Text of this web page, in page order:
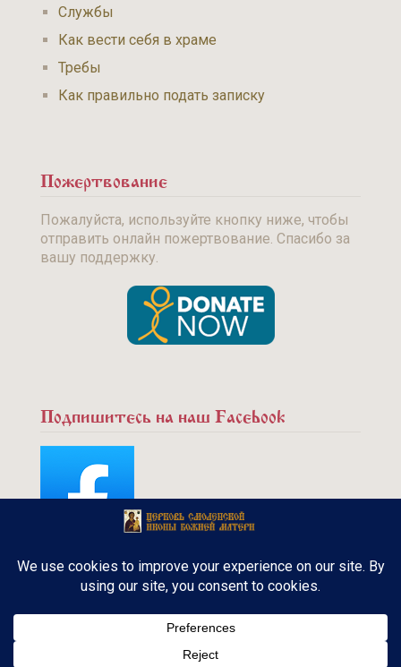
Службы
Как вести себя в храме
Требы
Как правильно подать записку
Пожертвование
Пожалуйста, используйте кнопку ниже, чтобы
отправить онлайн пожертвование. Спасибо за
вашу поддержку.
Подпишитесь на наш Facebook
Copyright © 2015 - Русская Православная
защищены.